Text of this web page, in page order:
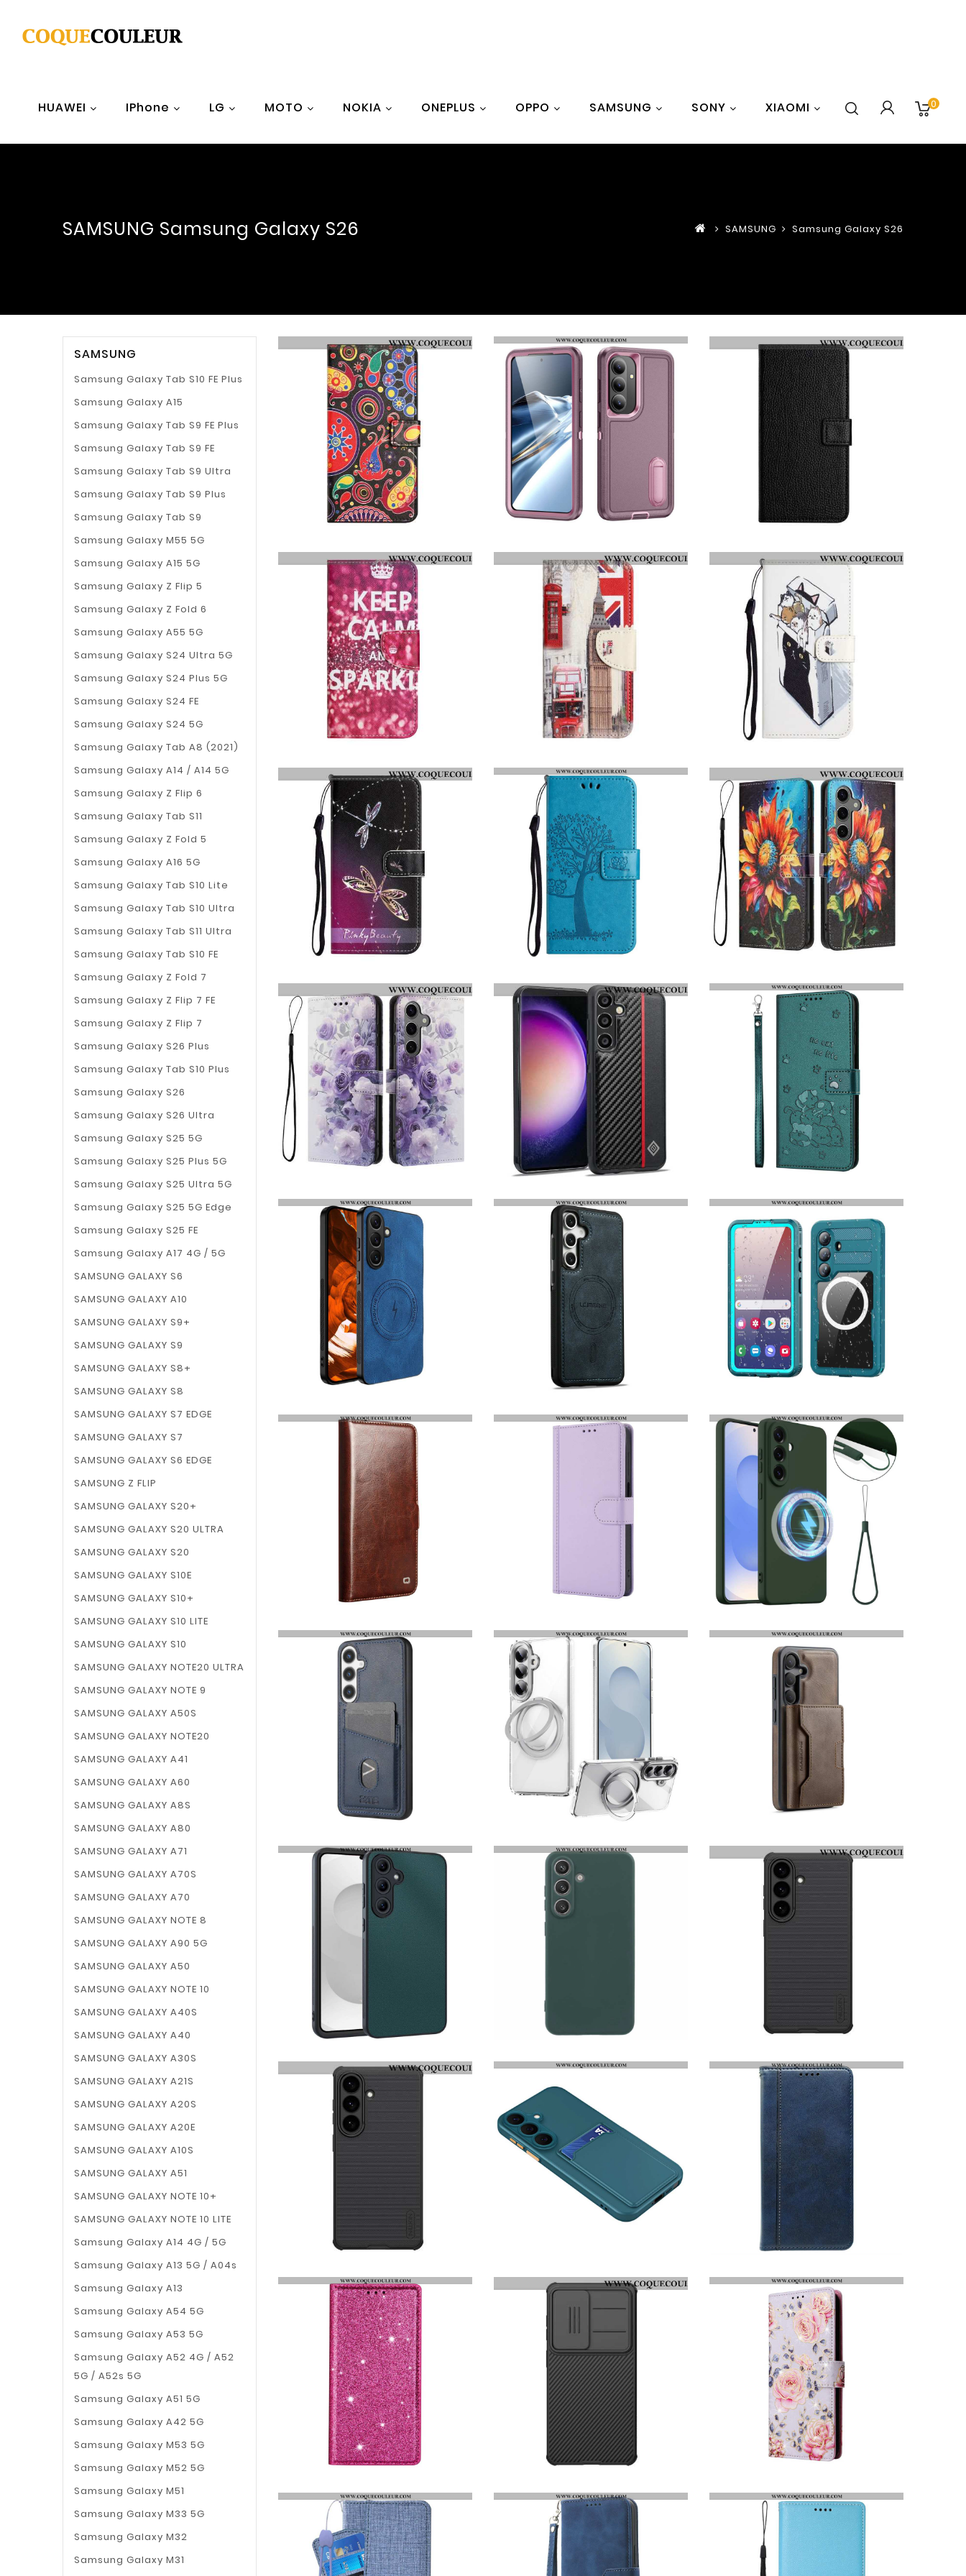
HUAWEI IPhone LG MOTO NOKIA ONEPLUS OPPO SAMSUNG SONY XIAOMI 0
SAMSUNG Samsung Galaxy S26 SAMSUNG Samsung Galaxy S26
SAMSUNG
Samsung Galaxy Tab S10 FE Plus
Samsung Galaxy A15
Samsung Galaxy Tab S9 FE Plus
Samsung Galaxy Tab S9 FE
Samsung Galaxy Tab S9 Ultra
Samsung Galaxy Tab S9 Plus
Samsung Galaxy Tab S9
Samsung Galaxy M55 5G
Samsung Galaxy A15 5G
Samsung Galaxy Z Flip 5
Samsung Galaxy Z Fold 6
Samsung Galaxy A55 5G
Samsung Galaxy S24 Ultra 5G
Samsung Galaxy S24 Plus 5G
Samsung Galaxy S24 FE
Samsung Galaxy S24 5G
Samsung Galaxy Tab A8 (2021)
Samsung Galaxy A14 / A14 5G
Samsung Galaxy Z Flip 6
Samsung Galaxy Tab S11
Samsung Galaxy Z Fold 5
Samsung Galaxy A16 5G
Samsung Galaxy Tab S10 Lite
Samsung Galaxy Tab S10 Ultra
Samsung Galaxy Tab S11 Ultra
Samsung Galaxy Tab S10 FE
Samsung Galaxy Z Fold 7
Samsung Galaxy Z Flip 7 FE
Samsung Galaxy Z Flip 7
Samsung Galaxy S26 Plus
Samsung Galaxy Tab S10 Plus
Samsung Galaxy S26
Samsung Galaxy S26 Ultra
Samsung Galaxy S25 5G
Samsung Galaxy S25 Plus 5G
Samsung Galaxy S25 Ultra 5G
Samsung Galaxy S25 5G Edge
Samsung Galaxy S25 FE
Samsung Galaxy A17 4G / 5G
SAMSUNG GALAXY S6
SAMSUNG GALAXY A10
SAMSUNG GALAXY S9+
SAMSUNG GALAXY S9
SAMSUNG GALAXY S8+
SAMSUNG GALAXY S8
SAMSUNG GALAXY S7 EDGE
SAMSUNG GALAXY S7
SAMSUNG GALAXY S6 EDGE
SAMSUNG Z FLIP
SAMSUNG GALAXY S20+
SAMSUNG GALAXY S20 ULTRA
SAMSUNG GALAXY S20
SAMSUNG GALAXY S10E
SAMSUNG GALAXY S10+
SAMSUNG GALAXY S10 LITE
SAMSUNG GALAXY S10
SAMSUNG GALAXY NOTE20 ULTRA
SAMSUNG GALAXY NOTE 9
SAMSUNG GALAXY A50S
SAMSUNG GALAXY NOTE20
SAMSUNG GALAXY A41
SAMSUNG GALAXY A60
SAMSUNG GALAXY A8S
SAMSUNG GALAXY A80
SAMSUNG GALAXY A71
SAMSUNG GALAXY A70S
SAMSUNG GALAXY A70
SAMSUNG GALAXY NOTE 8
SAMSUNG GALAXY A90 5G
SAMSUNG GALAXY A50
SAMSUNG GALAXY NOTE 10
SAMSUNG GALAXY A40S
SAMSUNG GALAXY A40
SAMSUNG GALAXY A30S
SAMSUNG GALAXY A21S
SAMSUNG GALAXY A20S
SAMSUNG GALAXY A20E
SAMSUNG GALAXY A10S
SAMSUNG GALAXY A51
SAMSUNG GALAXY NOTE 10+
SAMSUNG GALAXY NOTE 10 LITE
Samsung Galaxy A14 4G / 5G
Samsung Galaxy A13 5G / A04s
Samsung Galaxy A13
Samsung Galaxy A54 5G
Samsung Galaxy A53 5G
Samsung Galaxy A52 4G / A52
5G / A52s 5G
Samsung Galaxy A51 5G
Samsung Galaxy A42 5G
Samsung Galaxy M53 5G
Samsung Galaxy M52 5G
Samsung Galaxy M51
Samsung Galaxy M33 5G
Samsung Galaxy M32
Samsung Galaxy M31
HOUSSE SAMSUNG GALAXY S26 MOTIF GALAXIE COQUE SAMSUNG GALAXY S26 SUPPORT BÉQUILLE ANTI-CHUTE HOUSSE SAMSUNG GALAXY S26 CLASSIQUE
HOUSSE SAMSUNG GALAXY S26 KEEP CALM AND SPARKLE HOUSSE SAMSUNG GALAXY S26 BIG BEN DE LONDRES HOUSSE SAMSUNG GALAXY S26 CHATS EN BOÎTE
HOUSSE SAMSUNG GALAXY S26 LIBELLULES HOUSSE SAMSUNG GALAXY S26 MOTIF HIBOU ET ARBRE HOUSSE SAMSUNG GALAXY S26 TOURNESOL
HOUSSE SAMSUNG GALAXY S26 ROSES VIOLETTES COQUE LC.IMEEKE POUR SAMSUNG GALAXY S26 FIBRE DE CARBONE LC.IMEEKE HOUSSE SAMSUNG GALAXY S26 MOTIF CHATS ET LANIÈRE
COQUE SAMSUNG GALAXY S26 MAGNÉTIQUE EFFET CUIR COQUE SAMSUNG GALAXY S26 MAGNÉTIQUE LC.IMEEKE COQUE SAMSUNG GALAXY S26 ÉTANCHE REDPEPPER
FLIP COVER SAMSUNG GALAXY S26 QIALINO HOUSSSE SAMSUNG GALAXY S26 MULTIFONCTION COQUE SAMSUNG GALAXY S26 MAGNÉTIQUE SILICONE LIQUIDE
COQUE SAMSUNG GALAXY S26 PORTE-CARTES AZNS COQUE SAMSUNG GALAXY S26 MAGNÉTIQUE CLASSIQUE COQUE SAMSUNG GALAXY S26 PORTEFEUILLE MAGNÉTIQUE MAGKING
COQUE SAMSUNG GALAXY S26 SIMILI CUIR COQUE SAMSUNG GALAXY S26 SILICONE ULTRA FINE COQUE SAMSUNG GALAXY S26 FROSTED SHIELD PRO NILLKIN
COQUE MAGNÉTIQUE NILLKIN SUPER FROSTED SHIELD PRO POUR SAMSUNG GALAXY S26 / S26 PRO COQUE SAMSUNG GALAXY S26 SILICONE AVEC PORTE-CARTE FLIP COVER SAMSUNG GALAXY S26 EFFET CUIR LISERÉ
FLIP COVER SAMSUNG GALAXY S26 PAILLETTES COQUE SAMSUNG GALAXY S26 PROTECTION CAMÉRA COULISSANTE NILLKIN HOUSSE SAMSUNG GALAXY S26 BLOCAGE RFID MOTIF FLORAL